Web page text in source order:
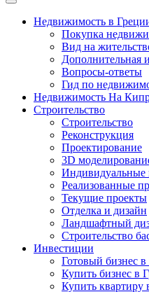
Недвижимость в
Покупка
Вид на
Дополнительная
Вопросы-ответы
Гид по
Недвижимость На
Строительство
Строительство
Реконструкция
Проектирование
3D
Индивидуальные
Реализованные
Текущие проекты
Отделка и дизайн
Ландшафтный
Строительство
Инвестиции
Готовый бизнес
Купить бизнес в
Купить квартиру